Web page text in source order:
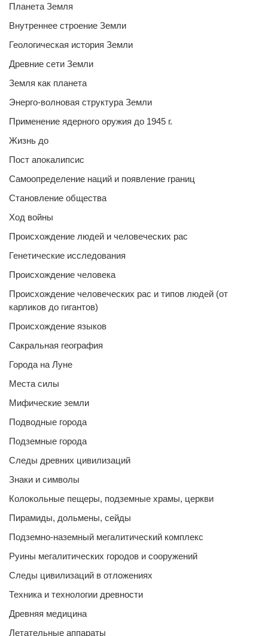
Планета Земля
Внутреннее строение Земли
Геологическая история Земли
Древние сети Земли
Земля как планета
Энерго-волновая структура Земли
Применение ядерного оружия до 1945 г.
Жизнь до
Пост апокалипсис
Самоопределение наций и появление границ
Становление общества
Ход войны
Происхождение людей и человеческих рас
Генетические исследования
Происхождение человека
Происхождение человеческих рас и типов людей (от
карликов до гигантов)
Происхождение языков
Сакральная география
Города на Луне
Места силы
Мифические земли
Подводные города
Подземные города
Следы древних цивилизаций
Знаки и символы
Колокольные пещеры, подземные храмы, церкви
Пирамиды, дольмены, сейды
Подземно-наземный мегалитический комплекс
Руины мегалитических городов и сооружений
Следы цивилизаций в отложениях
Техника и технологии древности
Древняя медицина
Летательные аппараты